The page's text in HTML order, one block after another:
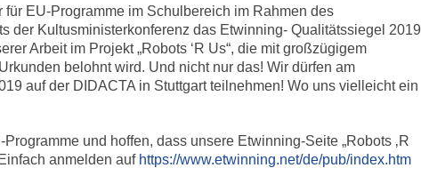
EU-Programme im Schulbereich im Rahmen des
der Kultusministerkonferenz das Etwinning- Qualitätssiegel 2019
Arbeit im Projekt „Robots ‘R Us“, die mit großzügigem
belohnt wird. Und nicht nur das! Wir dürfen am
auf der DIDACTA in Stuttgart teilnehmen! Wo uns vielleicht ein
und hoffen, dass unsere Etwinning-Seite „Robots ‚R
anmelden auf https://www.etwinning.net/de/pub/index.htm